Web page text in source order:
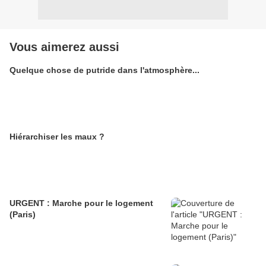
Vous aimerez aussi
Quelque chose de putride dans l'atmosphère...
Hiérarchiser les maux ?
URGENT : Marche pour le logement
(Paris)